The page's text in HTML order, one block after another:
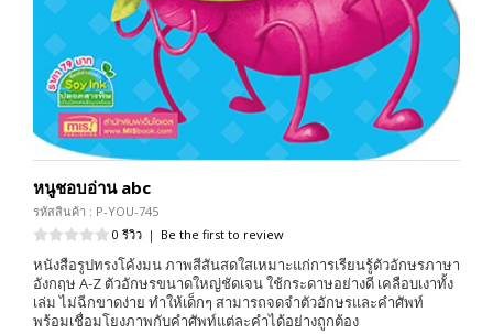
หนูชอบอ่าน abc
รหัสสินค้า : P-YOU-745
0 รีวิว | Be the first to review
หนังสือรูปทรงโค้งมน ภาพสีสันสดใสเหมาะแก่การเรียนรู้ตัวอักษรภาษา
อังกฤษ A-Z ตัวอักษรขนาดใหญ่ชัดเจน ใช้กระดาษอย่างดี เคลือบเงาทั้ง
เล่ม ไม่ฉีกขาดง่าย ทำให้เด็กๆ สามารถจดจำตัวอักษรและคำศัพท์
พร้อมเชื่อมโยงภาพกับคำศัพท์แต่ละคำได้อย่างถูกต้อง